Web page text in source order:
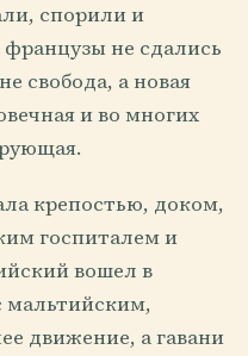
спорили и
не сдались
свобода, а новая
и во многих
крепостью, доком,
госпиталем и
вошел в
мальтийским,
движение, а гавани